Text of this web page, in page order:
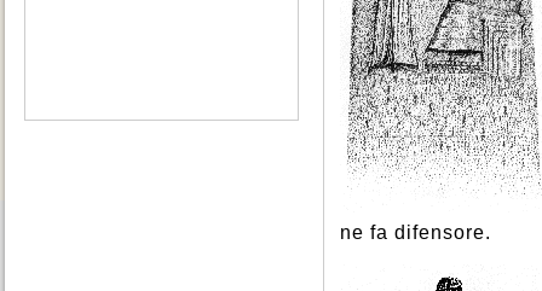
ne fa difensore.